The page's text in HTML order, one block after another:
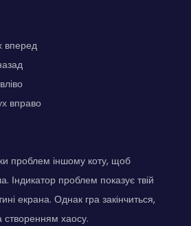
вперед
вправо
проблем іншому коту, щоб
Індикатор проблем показує твій
екрана. Однак гра закінчиться,
створенням хаосу.